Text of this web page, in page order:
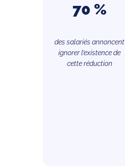
70 %
des salariés annoncent
ignorer l’existence de
cette réduction